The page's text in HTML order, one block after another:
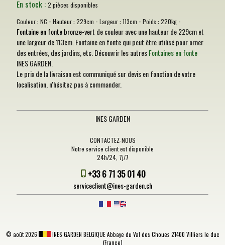
En stock : 2 pièces disponibles
Couleur : NC - Hauteur : 229cm - Largeur : 113cm - Poids : 220kg-
Fontaine en fonte bronze-vert de couleur avec une hauteur de 229cm et
une largeur de 113cm. Fontaine en fonte qui peut être utilisé pour orner
des entrées, des jardins, etc. Découvrir les autresFontaines en fonte
INES GARDEN.
Le prix de la livraison est communiqué sur devis en fonction de votre
localisation, n'hésitez pas à commander.
INES GARDEN
CONTACTEZ-NOUS
Notre service client est disponible
24h/24, 7j/7
+33 6 71 35 01 40
serviceclient@ines-garden.ch
© août 2026 INES GARDEN BELGIQUEAbbaye du Val des Choues 21400 Villiers le duc
(France)